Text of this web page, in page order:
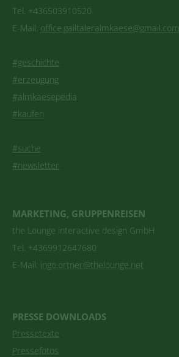
Tel. +436503910520
E-Mail: office.gailtaleralmkaese@gmail.com
#geschichte
#erzeugung
#almkaesepedia
#kaufen
#suche
#newsletter
MARKETING, GRUPPENREISEN
the Lounge interactive design GmbH
Tel. +4369912647680
E-Mail: ingo.ortner@thelounge.net
PRESSE DOWNLOADS
Pressetexte
Pressefotos